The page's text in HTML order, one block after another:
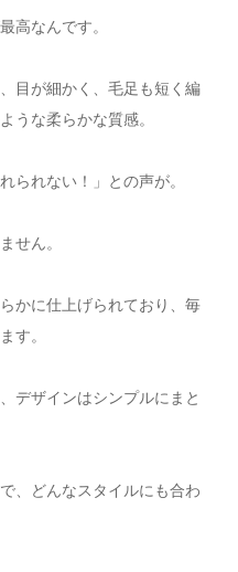
高なんです。
目が細かく、毛足も短く編
うな柔らかな質感。
られない！」との声が。
せん。
かに仕上げられており、毎
す。
デザインはシンプルにまと
、どんなスタイルにも合わ